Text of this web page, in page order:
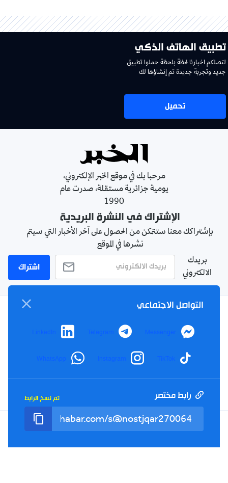
تطبيق الهاتف الذكي
لتصلكم اخبارنا لحظة بلحظة حملوا تطبيق
جديد وتجربة جديدة تم إنشاؤها لك
تحميل
مرحبا بك في موقع الخبر الإلكتروني،
يومية جزائرية مستقلة، صدرت عام
1990
الإشتراك في النشرة البريدية
بإشتراكك معنا ستتمكن من الحصول على آخر الأخبار التي سيتم
نشرها في الموقع
بريدك
الالكتروني
اشتراك
الأحكام والشروط
اتصل بنا
التواصل الاجتماعي
Messenger
Telegram
LinkedIn
TikTok
Instagram
WhatsApp
رابط مختصر تم نسخ الرابط